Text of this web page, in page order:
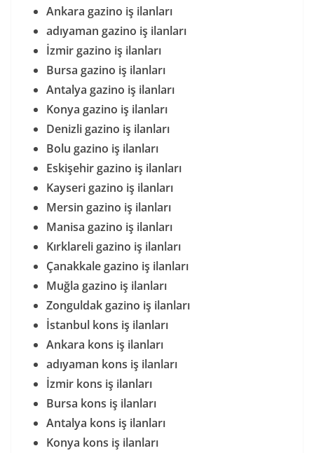
Ankara gazino iş ilanları
adıyaman gazino iş ilanları
İzmir gazino iş ilanları
Bursa gazino iş ilanları
Antalya gazino iş ilanları
Konya gazino iş ilanları
Denizli gazino iş ilanları
Bolu gazino iş ilanları
Eskişehir gazino iş ilanları
Kayseri gazino iş ilanları
Mersin gazino iş ilanları
Manisa gazino iş ilanları
Kırklareli gazino iş ilanları
Çanakkale gazino iş ilanları
Muğla gazino iş ilanları
Zonguldak gazino iş ilanları
İstanbul kons iş ilanları
Ankara kons iş ilanları
adıyaman kons iş ilanları
İzmir kons iş ilanları
Bursa kons iş ilanları
Antalya kons iş ilanları
Konya kons iş ilanları